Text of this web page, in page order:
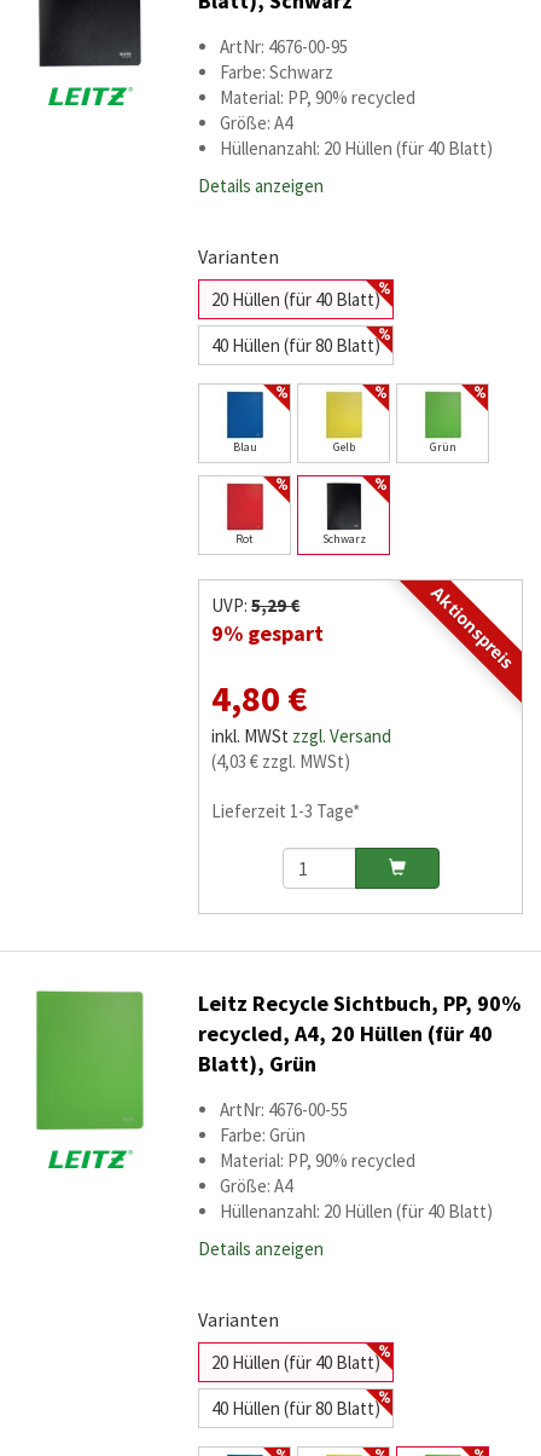
ArtNr: 4676-00-95
Farbe: Schwarz
Material: PP, 90% recycled
Größe: A4
Hüllenanzahl: 20 Hüllen (für 40 Blatt)
Details anzeigen
Varianten
20 Hüllen (für 40 Blatt)
40 Hüllen (für 80 Blatt)
Blau Gelb Grün
Rot Schwarz
Aktionspreis
UVP:5,29 €
9% gespart
4,80 €
inkl. MWSt zzgl. Versand
(4,03 € zzgl. MWSt)
Lieferzeit 1-3 Tage*
Leitz Recycle Sichtbuch, PP, 90%
recycled, A4, 20 Hüllen (für 40
Blatt), Grün
ArtNr: 4676-00-55
Farbe: Grün
Material: PP, 90% recycled
Größe: A4
Hüllenanzahl: 20 Hüllen (für 40 Blatt)
Details anzeigen
Varianten
20 Hüllen (für 40 Blatt)
40 Hüllen (für 80 Blatt)